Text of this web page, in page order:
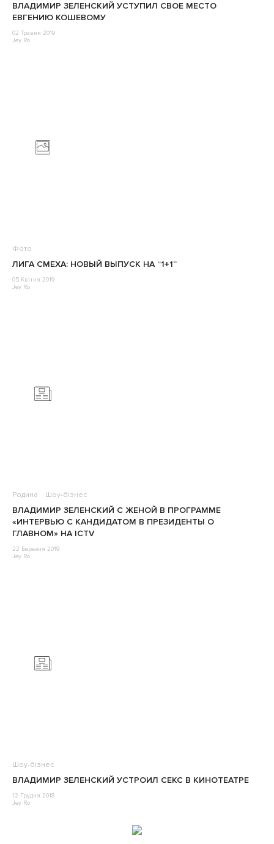
ВЛАДИМИР ЗЕЛЕНСКИЙ УСТУПИЛ СВОЕ МЕСТО
ЕВГЕНИЮ КОШЕВОМУ
02 Травня 2019
Jey Ro
Фото
ЛИГА СМЕХА: НОВЫЙ ВЫПУСК НА “1+1”
05 Квітня 2019
Jey Ro
Родина Шоу-бізнес
ВЛАДИМИР ЗЕЛЕНСКИЙ С ЖЕНОЙ В ПРОГРАММЕ
«ИНТЕРВЬЮ С КАНДИДАТОМ В ПРЕЗИДЕНТЫ О
ГЛАВНОМ» НА ICTV
22 Березня 2019
Jey Ro
Шоу-бізнес
ВЛАДИМИР ЗЕЛЕНСКИЙ УСТРОИЛ СЕКС В КИНОТЕАТРЕ
12 Грудня 2018
Jey Ro